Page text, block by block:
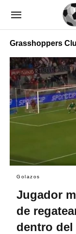
Grasshoppers
Golazos
Jugador
de
dentro del